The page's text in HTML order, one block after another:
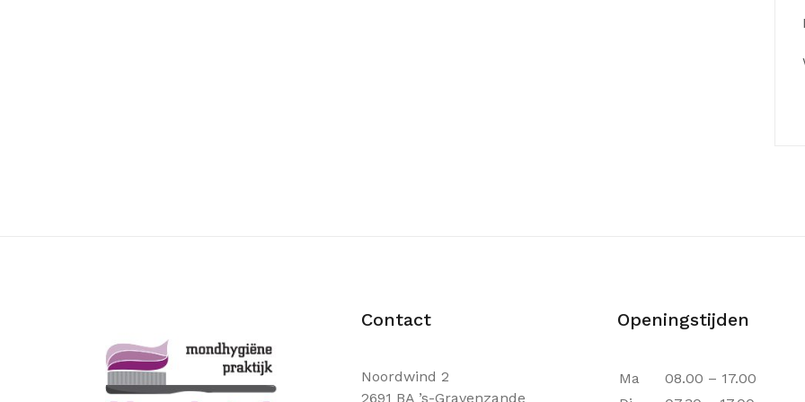
Contact
Noordwind 2
2691 BA ’s-Gravenzande
Openingstijden
Ma
08.00 – 17.00